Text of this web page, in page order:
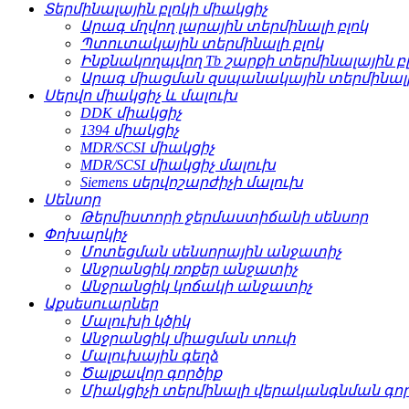
Տերմինալային բլոկի միակցիչ
Արագ մղվող լարային տերմինալի բլոկ
Պտուտակային տերմինալի բլոկ
Ինքնակողպվող Tb շարքի տերմինալային
Արագ միացման զսպանակային տերմինալի
Սերվո միակցիչ և մալուխ
DDK միակցիչ
1394 միակցիչ
MDR/SCSI միակցիչ
MDR/SCSI միակցիչ մալուխ
Siemens սերվոշարժիչի մալուխ
Սենսոր
Թերմիստորի ջերմաստիճանի սենսոր
Փոխարկիչ
Մոտեցման սենսորային անջատիչ
Անջրանցիկ ռոքեր անջատիչ
Անջրանցիկ կոճակի անջատիչ
Աքսեսուարներ
Մալուխի կծիկ
Անջրանցիկ միացման տուփ
Մալուխային գեղձ
Ծալքավոր գործիք
Միակցիչի տերմինալի վերականգնման